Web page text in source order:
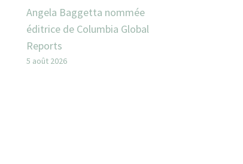
Angela Baggetta nommée
éditrice de Columbia Global
Reports
5 août 2026